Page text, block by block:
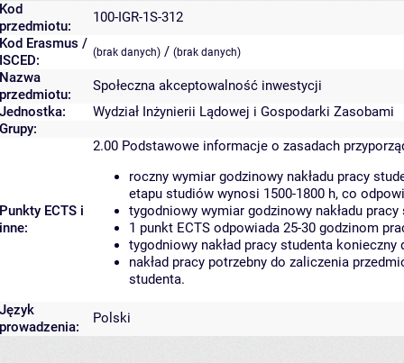
Kod
przedmiotu:
100-IGR-1S-312
Kod Erasmus /
ISCED:
(brak danych) / (brak danych)
Nazwa
przedmiotu:
Społeczna akceptowalność inwestycji
Jednostka:
Wydział Inżynierii Lądowej i Gospodarki Zasobami
Grupy:
Punkty ECTS i
inne:
2.00 Podstawowe informacje o zasadach
roczny wymiar godzinowy nakładu pracy
etapu studiów wynosi 1500-1800 h, co
tygodniowy wymiar godzinowy nakładu
1 punkt ECTS odpowiada 25-30 godzinom
tygodniowy nakład pracy studenta
nakład pracy potrzebny do zaliczenia
studenta.
Język
prowadzenia:
Polski